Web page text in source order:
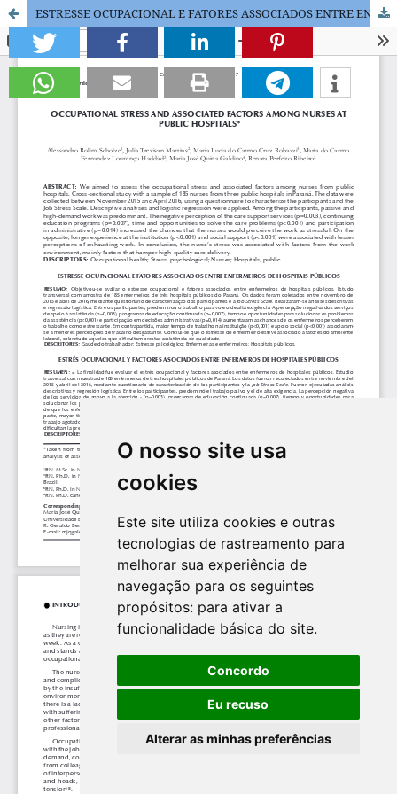
O nosso site usa
cookies
Este site utiliza cookies e outras
tecnologias de rastreamento para
melhorar sua experiência de
navegação para os seguintes
propósitos: para ativar a
funcionalidade básica do site.
Concordo
Eu recuso
Alterar as minhas preferências
ESTRESSE OCUPACIONAL E FATORES ASSOCIADOS ENTRE ENFERMEIROS DE HOSPITAIS PÚBLICOS